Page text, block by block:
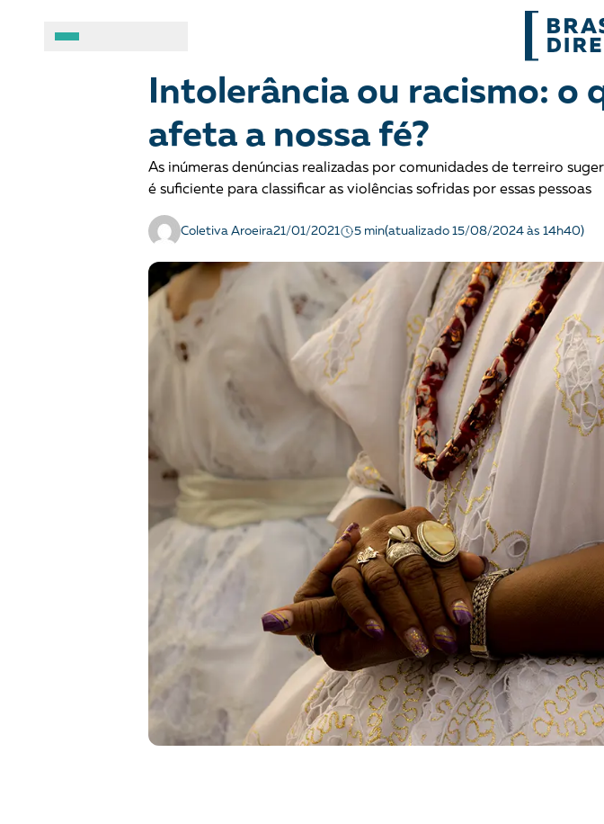
A BRASIL DE DIREITOS
Fale conosco
Manual geral de conduta
Organizações
Combate ao racismo
Crianças e adolescentes
Democracia e Justiça
Direitos socioambientais
Justiça criminal
LGBTQIA+
Liberdade de expressão
Mulheres
Políticas
Povos
Terra
Tráfico de
Intolerância ou racismo: o
afeta a nossa fé?
As inúmeras denúncias realizadas por comunidades de terreiro
é suficiente para classificar as violências sofridas por essas pessoas
Coletiva Aroeira21/01/2021 5 min(atualizado 15/08/2024 às 14h40)